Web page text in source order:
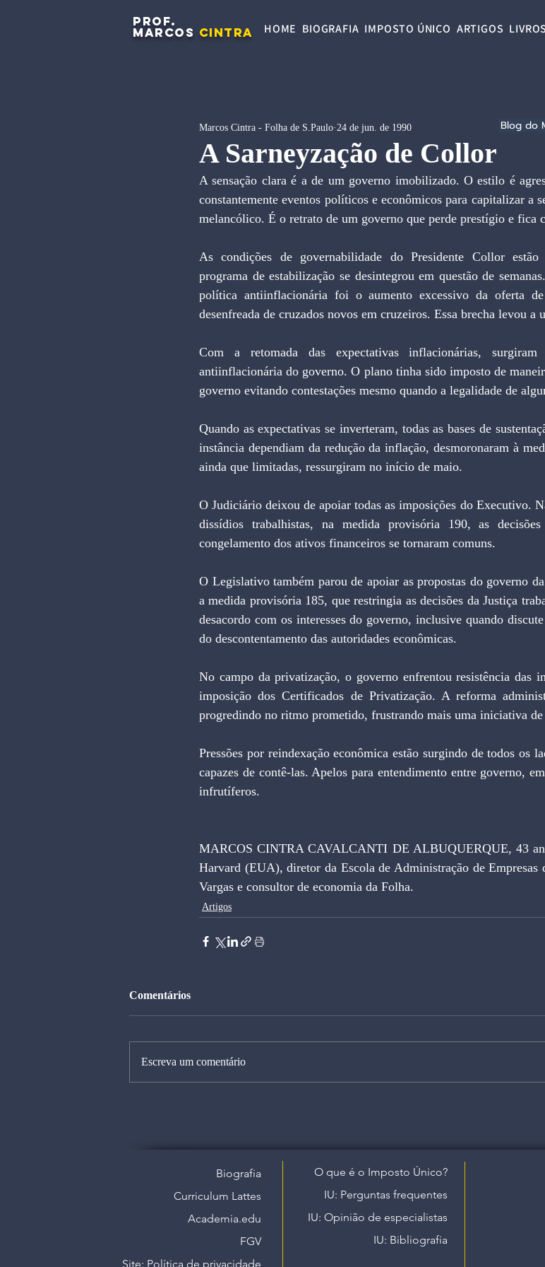
PROF.
MARCOS CINTRA HOME BIOGRAFIA IMPOSTO ÚNICO ARTIGOS LIVROS
A Sarneyzação de Collor
Marcos Cintra - Folha de S.Paulo 24 de jun. de 1990
A sensação clara é a de um governo imobilizado. O estilo é
constantemente eventos políticos e econômicos para capitalizar a
melancólico. É o retrato de um governo que perde prestígio e fica
As condições de governabilidade do Presidente Collor
programa de estabilização se desintegrou em questão de
política antiinflacionária foi o aumento excessivo da oferta
desenfreada de cruzados novos em cruzeiros. Essa brecha levou a
Com a retomada das expectativas inflacionárias, surgiram
antiinflacionária do governo. O plano tinha sido imposto de
governo evitando contestações mesmo quando a legalidade de
Quando as expectativas se inverteram, todas as bases de
instância dependiam da redução da inflação, desmoronaram à
ainda que limitadas, ressurgiram no início de maio.
O Judiciário deixou de apoiar todas as imposições do Executivo.
dissídios trabalhistas, na medida provisória 190, as
congelamento dos ativos financeiros se tornaram comuns.
O Legislativo também parou de apoiar as propostas do governo
a medida provisória 185, que restringia as decisões da Justiça
desacordo com os interesses do governo, inclusive quando
do descontentamento das autoridades econômicas.
No campo da privatização, o governo enfrentou resistência das
imposição dos Certificados de Privatização. A reforma
progredindo no ritmo prometido, frustrando mais uma iniciativa
Pressões por reindexação econômica estão surgindo de todos os
capazes de contê-las. Apelos para entendimento entre governo,
infrutíferos.
MARCOS CINTRA CAVALCANTI DE ALBUQUERQUE, 43
Harvard (EUA), diretor da Escola de Administração de Empresas
Vargas e consultor de economia da Folha.
Artigos
Comentários
Escreva um comentário
Blog do
Biografia
Curriculum Lattes
Academia.edu
FGV
Site: Política de privacidade​
O que é o Imposto Único?
IU: Perguntas frequentes
IU: Opinião de especialistas
IU: Bibliografia